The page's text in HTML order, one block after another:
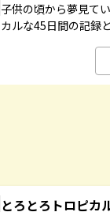
子供の頃から夢見て
カルな45日間の記録
とろとろトロピ